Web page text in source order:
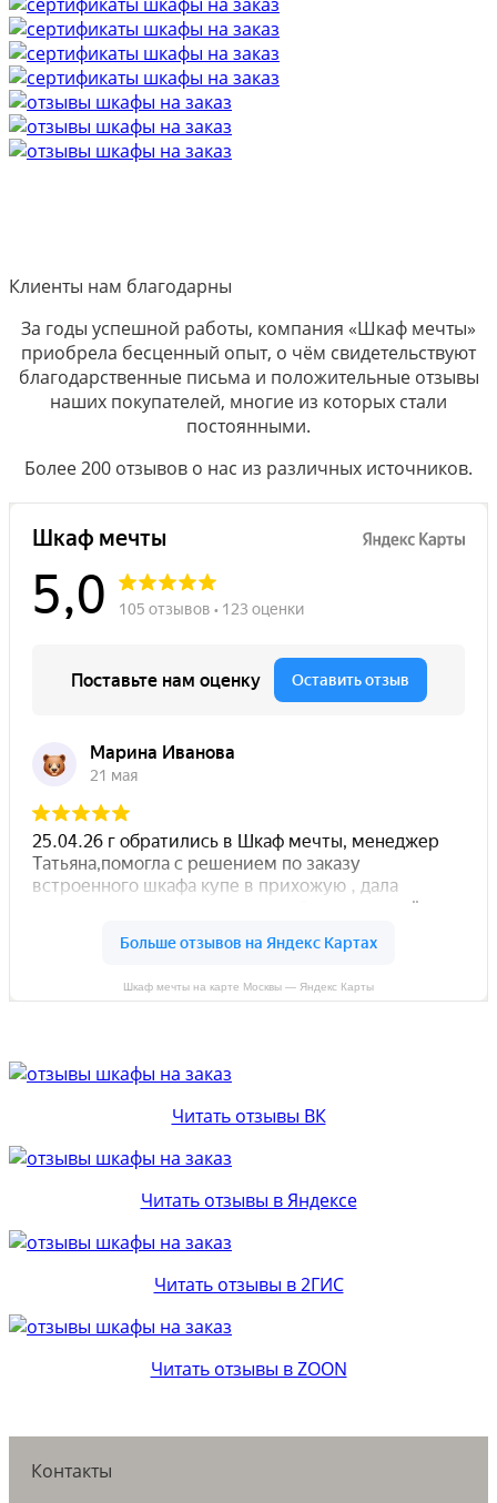
Клиенты нам благодарны
За годы успешной работы, компания «Шкаф мечты»
приобрела бесценный опыт, о чём свидетельствуют
благодарственные письма и положительные отзывы
наших покупателей, многие из которых стали
постоянными.
Более 200 отзывов о нас из различных источников.
Шкаф мечты на карте Москвы — Яндекс Карты
Читать отзывы ВК
Читать отзывы в Яндексе
Читать отзывы в 2ГИС
Читать отзывы в ZOON
Контакты